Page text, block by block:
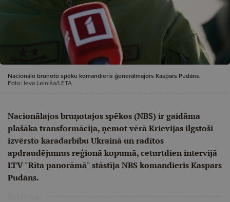
Nacionālo bruņoto spēku komandieris ģenerālmajors Kaspars Pudāns.
Foto: Ieva Leiniša/LETA
Nacionālajos bruņotajos spēkos (NBS) ir gaidāma
plašāka transformācija, ņemot vērā Krievijas ilgstoši
izvērsto karadarbību Ukrainā un radītos
apdraudējumus reģionā kopumā, ceturtdien intervijā
LTV "Rīta panorāmā" stāstīja NBS komandieris Kaspars
Pudāns.